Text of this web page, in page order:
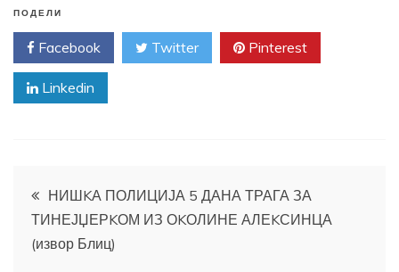
ПОДЕЛИ
Facebook Twitter Pinterest
Linkedin
Кретање
чланка
НИШKА ПОЛИЦИЈА 5 ДАНА ТРАГА ЗА
ТИНЕЈЏЕРKОМ ИЗ ОKОЛИНЕ АЛЕKСИНЦА
(извор Блиц)